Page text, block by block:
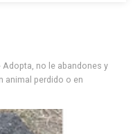
Adopta, no le abandones y
animal perdido o en